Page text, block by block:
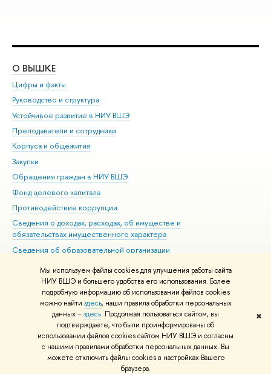
Мы используем файлы cookies для улучшения работы сайта
НИУ ВШЭ и большего удобства его использования. Более
подробную информацию об использовании файлов cookies
можно найти здесь, наши правила обработки персональных
данных –здесь. Продолжая пользоваться сайтом, вы
подтверждаете, что были проинформированы об
использовании файлов cookies сайтом НИУ ВШЭ и согласны
с нашими правилами обработки персональных данных. Вы
можете отключить файлы cookies в настройках Вашего
браузера.
✖
О ВЫШКЕ
Цифры и факты
Руководство и структура
Устойчивое развитие в НИУ ВШЭ
Преподаватели и сотрудники
Корпуса и общежития
Закупки
Обращения граждан в НИУ ВШЭ
Фонд целевого капитала
Противодействие коррупции
Сведения о доходах, расходах, об имуществе и
обязательствах имущественного характера
Сведения об образовательной организации
Людям с ограниченными возможностями здоровья
Единая платежная страница
Работа в Вышке
© НИУ ВШЭ 1993–2026 Адреса и контакты Условия использования
материалов Политика конфиденциальности Карта сайта
Шрифты HSE Sans и HSE Slab разработаны вШколе дизайна НИУ ВШЭ